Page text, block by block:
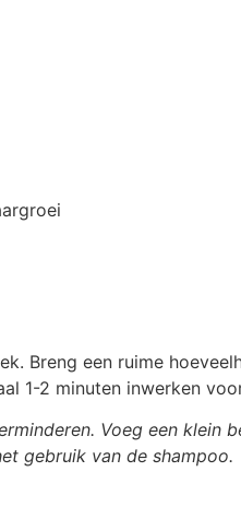
Breng een ruime
1-2 minuten inwerken
Voeg een klein
gebruik van de shampoo.